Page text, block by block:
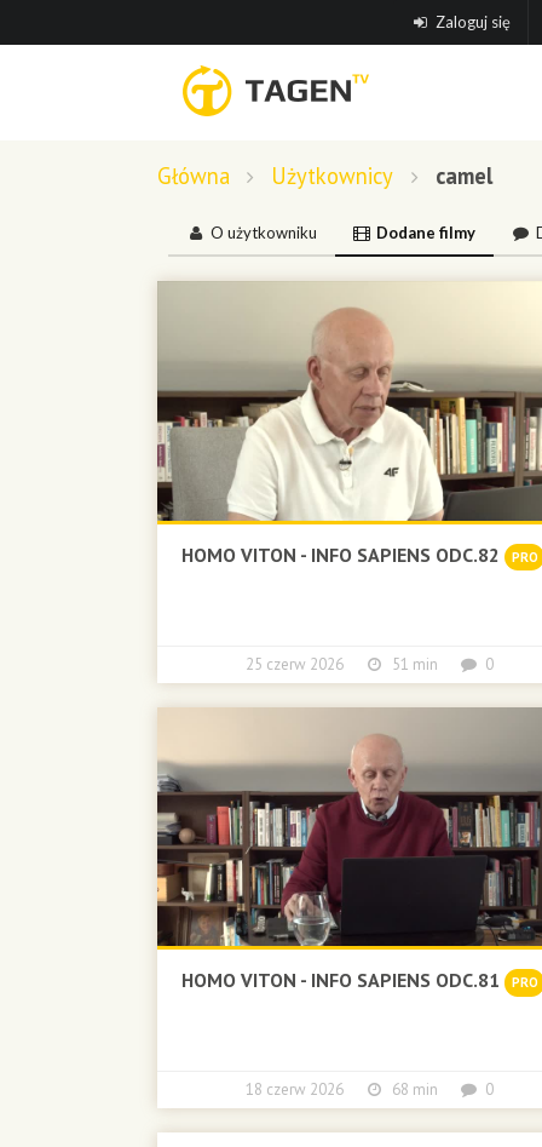
Zaloguj się
Główna Użytkownicy camel
O użytkowniku Dodane filmy
HOMO VITON - INFO SAPIENS ODC.82 PRO
25 czerw 2026 51 min 0
HOMO VITON - INFO SAPIENS ODC.81 PRO
18 czerw 2026 68 min 0